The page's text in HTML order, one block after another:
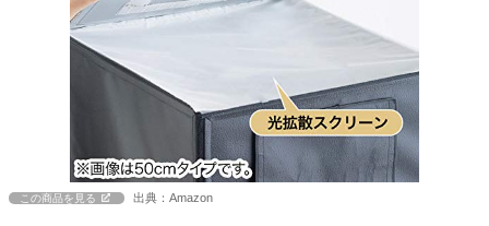
この商品を見る 出典：Amazon